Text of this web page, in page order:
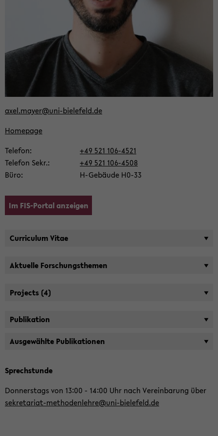
axel.mayer@uni-​bielefeld.de
Home­page
Te­le­fon
+49 521 106-​4521
Te­le­fon Sekr.
+49 521 106-​4508
Büro
H-​Gebäude H0-33
Im FIS-​Portal an­zei­gen
Cur­ri­cu­lum Vitae
Ak­tu­el­le For­schungs­the­men
Pro­jects (4)
Pu­bli­ka­ti­on
Aus­ge­wähl­te Pu­bli­ka­tio­nen
Sprech­stun­de
Don­ners­tags von 13:00 - 14:00 Uhr nach Ver­ein­ba­rung über
sekretariat-​methodenlehre@uni-​bielefeld.de